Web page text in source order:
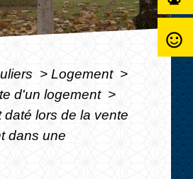
> Logement >
d'un logement >
daté lors de la vente
dans une
sentiment_satisfied_alt